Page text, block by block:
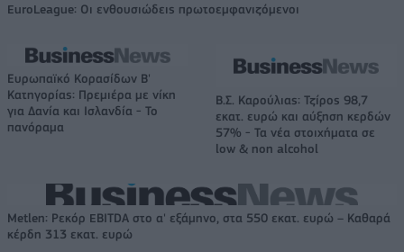
EuroLeague: Οι ενθουσιώδεις πρωτοεμφανιζόμενοι
Ευρωπαϊκό Κορασίδων Β'
Κατηγορίας: Πρεμιέρα με νίκη
για Δανία και Ισλανδία - Το
πανόραμα
Β.Σ. Καρούλιας: Τζίρος 98,7
εκατ. ευρώ και αύξηση κερδών
57% - Τα νέα στοιχήματα σε
low & non alcohol
Metlen: Ρεκόρ EBITDA στο α' εξάμηνο, στα 550 εκατ. ευρώ – Καθαρά
κέρδη 313 εκατ. ευρώ